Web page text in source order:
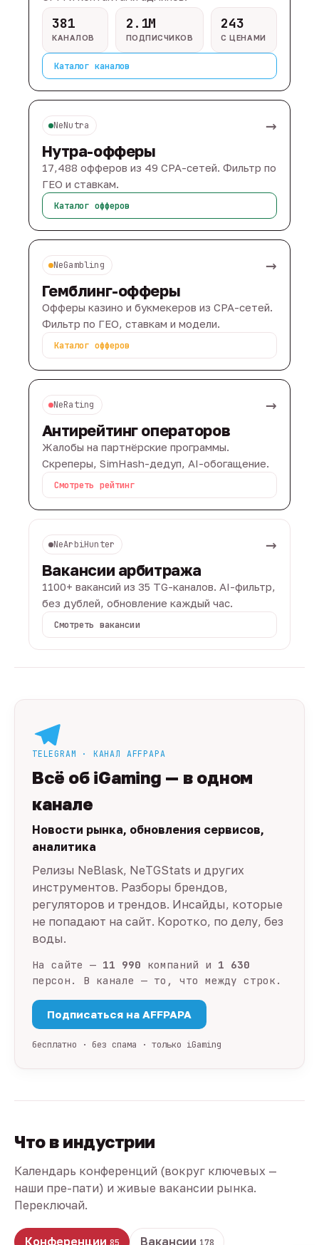
381
КАНАЛОВ
2.1M
ПОДПИСЧИКОВ
243
С ЦЕНАМИ
Каталог каналов
NeNutra →
Нутра-офферы
17,488 офферов из 49 CPA-сетей. Фильтр по
ГЕО и ставкам.
Каталог офферов
NeGambling →
Гемблинг-офферы
Офферы казино и букмекеров из CPA-сетей.
Фильтр по ГЕО, ставкам и модели.
Каталог офферов
NeRating →
Антирейтинг операторов
Жалобы на партнёрские программы.
Скреперы, SimHash-дедуп, AI-обогащение.
Смотреть рейтинг
NeArbiHunter →
Вакансии арбитража
1100+ вакансий из 35 TG-каналов. AI-фильтр,
без дублей, обновление каждый час.
Смотреть вакансии
TELEGRAM · КАНАЛ AFFPAPA
Всё об iGaming — в одном
канале
Новости рынка, обновления сервисов,
аналитика
Релизы NeBlask, NeTGStats и других
инструментов. Разборы брендов,
регуляторов и трендов. Инсайды, которые
не попадают на сайт. Коротко, по делу, без
воды.
На сайте — 11 990 компаний и 1 630
персон. В канале — то, что между строк.
Подписаться на AFFPAPA
бесплатно · без спама · только iGaming
Что в индустрии
Календарь конференций (вокруг ключевых —
наши пре-пати) и живые вакансии рынка.
Переключай.
Конференции 85 Вакансии 178